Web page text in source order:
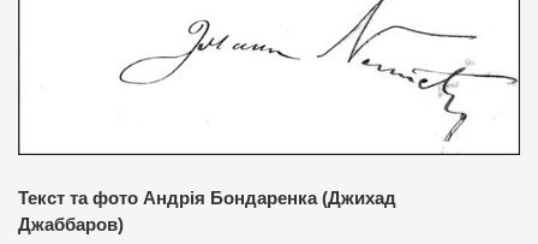
Текст та фото Андрія Бондаренка (Джихад
Джаббаров)